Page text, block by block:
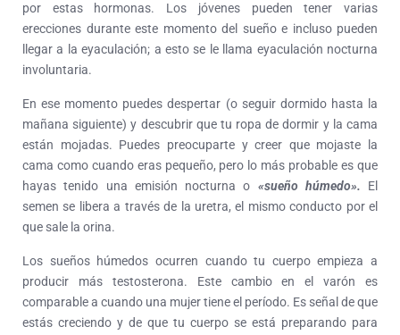
por estas hormonas. Los jóvenes pueden tener varias
erecciones durante este momento del sueño e incluso pueden
llegar a la eyaculación; a esto se le llama eyaculación nocturna
involuntaria.
En ese momento puedes despertar (o seguir dormido hasta la
mañana siguiente) y descubrir que tu ropa de dormir y la cama
están mojadas. Puedes preocuparte y creer que mojaste la
cama como cuando eras pequeño, pero lo más probable es que
hayas tenido una emisión nocturna o «sueño húmedo». El
semen se libera a través de la uretra, el mismo conducto por el
que sale la orina.
Los sueños húmedos ocurren cuando tu cuerpo empieza a
producir más testosterona. Este cambio en el varón es
comparable a cuando una mujer tiene el período. Es señal de que
estás creciendo y de que tu cuerpo se está preparando para